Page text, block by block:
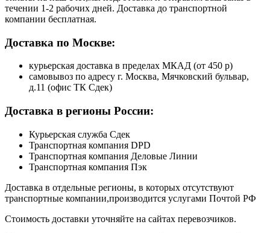
течении 1-2 рабочих дней. Доставка до транспортной
компании бесплатная.
Доставка по Москве:
курьерская доставка в пределах МКАД (от 450 р)
самовывоз по адресу г. Москва, Мячковский бульвар,
д.11 (офис ТК Сдек)
Доставка в регионы России:
Курьерская служба Сдек
Транспортная компания DPD
Транспортная компания Деловые Линии
Транспортная компания Пэк
Доставка в отдельные регионы, в которых отсутствуют
транспортные компании,производится услугами Почтой РФ
Стоимость доставки уточняйте на сайтах перевозчиков.